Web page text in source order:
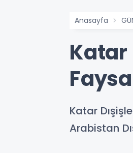
Anasayfa
Katar
Katar
Arabistan